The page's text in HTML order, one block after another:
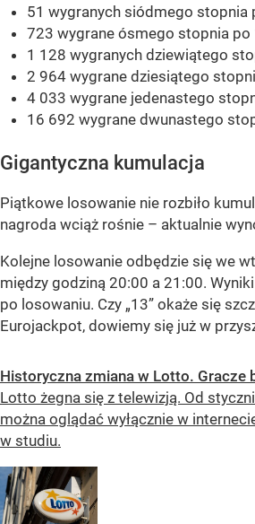
51 wygranych siódmego stopnia
723 wygrane ósmego stopnia po
1 128 wygranych dziewiątego
2 964 wygrane dziesiątego
4 033 wygrane jedenastego
16 692 wygrane dwunastego
Gigantyczna kumulacja
Piątkowe losowanie nie rozbiło
nagroda wciąż rośnie – aktualnie
Kolejne losowanie odbędzie się we
między godziną 20:00 a 21:00.
po losowaniu. Czy „13” okaże się
Eurojackpot, dowiemy się już w
Historyczna zmiana w Lotto. Gracze
Lotto żegna się z telewizją. Od
można oglądać wyłącznie w
w studiu.